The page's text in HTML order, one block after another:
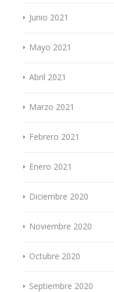
Junio 2021
Mayo 2021
Abril 2021
Marzo 2021
Febrero 2021
Enero 2021
Diciembre 2020
Noviembre 2020
Octubre 2020
Septiembre 2020